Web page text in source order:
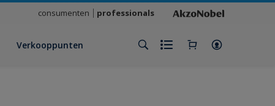
consumenten professionals
Verkooppunten